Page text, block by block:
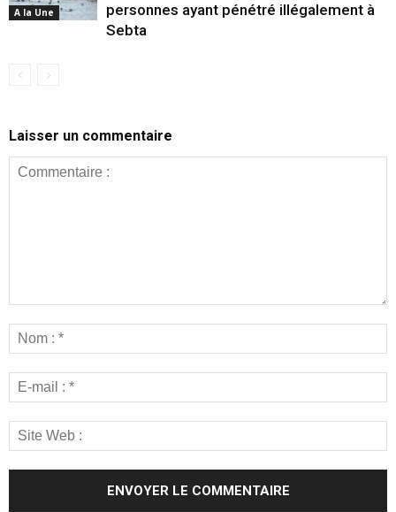
A la Une
personnes ayant pénétré illégalement à
Sebta
Laisser un commentaire